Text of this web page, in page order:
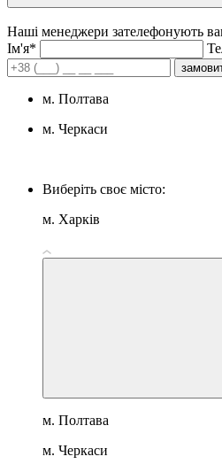
Наші менеджери зателефонують
Iм'я*
м. Полтава
м. Черкаси
Виберіть своє місто:
м. Харків
м. Полтава
м. Черкаси